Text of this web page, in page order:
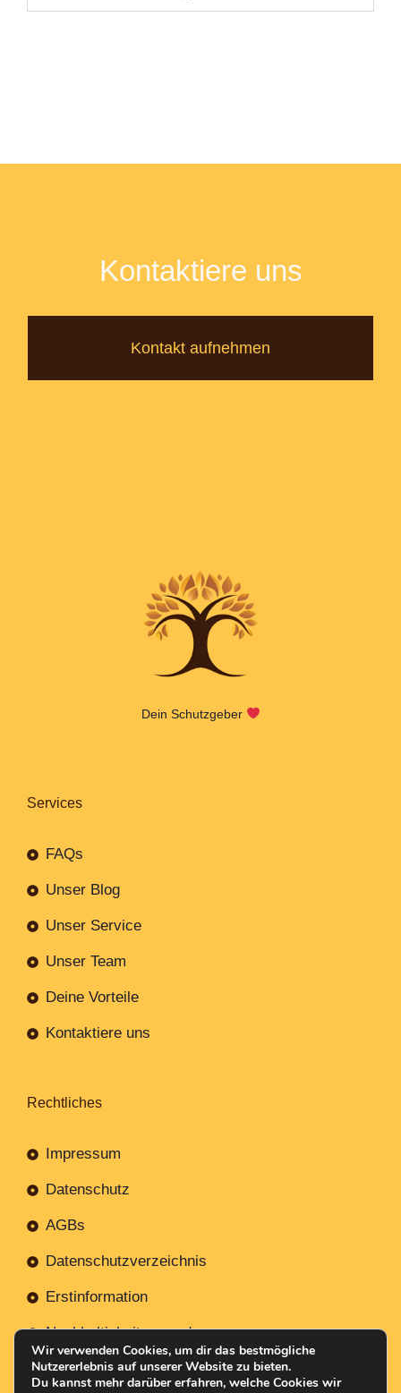
Kontaktiere uns
Kontakt aufnehmen
Dein Schutzgeber
Services
FAQs
Unser Blog
Unser Service
Unser Team
Deine Vorteile
Kontaktiere uns
Rechtliches
Impressum
Datenschutz
AGBs
Datenschutzverzeichnis
Erstinformation
Nachhaltigkeitsverordnung
Wir verwenden Cookies, um dir das bestmögliche
Nutzererlebnis auf unserer Website zu bieten.
Du kannst mehr darüber erfahren, welche Cookies wir